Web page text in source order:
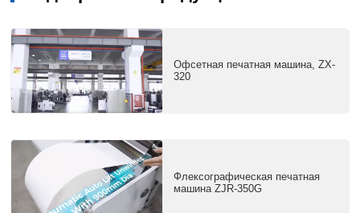
Офсетная печатная машина, ZX-
320
Флексографическая печатная
машина ZJR-350G